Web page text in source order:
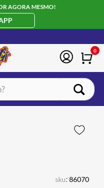
AGORA MESMO!
0
sku: 86070